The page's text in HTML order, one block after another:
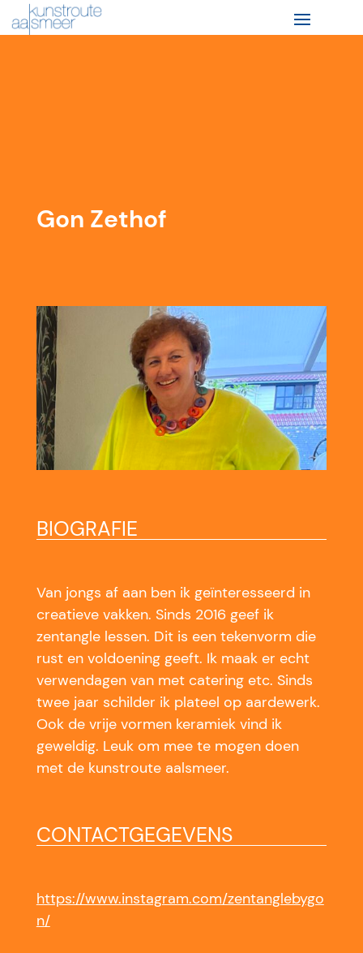
Gon Zethof
BIOGRAFIE
Van jongs af aan ben ik geïnteresseerd in
creatieve vakken. Sinds 2016 geef ik
zentangle lessen. Dit is een tekenvorm die
rust en voldoening geeft. Ik maak er echt
verwendagen van met catering etc. Sinds
twee jaar schilder ik plateel op aardewerk.
Ook de vrije vormen keramiek vind ik
geweldig. Leuk om mee te mogen doen
met de kunstroute aalsmeer.
CONTACTGEGEVENS
https://www.instagram.com/zentanglebygo
n/